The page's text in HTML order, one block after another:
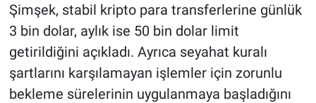
Şimşek, stabil kripto para transferlerine günlük
3 bin dolar, aylık ise 50 bin dolar limit
getirildiğini açıkladı. Ayrıca seyahat kuralı
şartlarını karşılamayan işlemler için zorunlu
bekleme sürelerinin uygulanmaya başladığını